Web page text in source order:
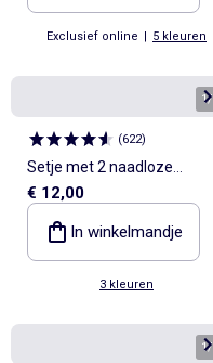
Exclusief online | 5 kleuren
1/
(622)
Setje met 2 naadloze
behatops van ribtricot
€ 12,00
In winkelmandje
3 kleuren
1/